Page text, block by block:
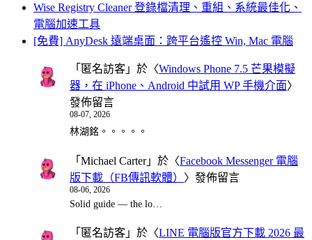
Wise Registry Cleaner 登錄檔清理、重組、系統最佳化、
電腦加速工具
[免費] AnyDesk 遠端桌面：跨平台遙控 Win, Mac 電腦
「 匿名訪客 」於〈Windows Phone 7.5 芒果模擬
器，在 iPhone、Android 中試用 WP 手機介面〉
發佈留言
08-07, 2026
林湖銘。。。。。
「 Michael Carter」於〈Facebook Messenger 電腦
版下載（FB傳訊軟體） 〉發佈留言
08-06, 2026
Solid guide — the lo…
「 匿名訪客 」於〈LINE 電腦版官方下載 2026 最